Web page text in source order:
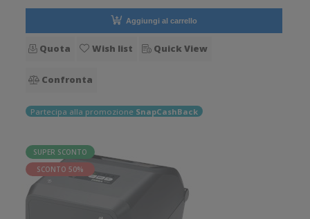
Aggiungi al carrello
Quota Wish list Quick View
Confronta
Partecipa alla promozione SnapCashBack
SUPER SCONTO
SCONTO 50%